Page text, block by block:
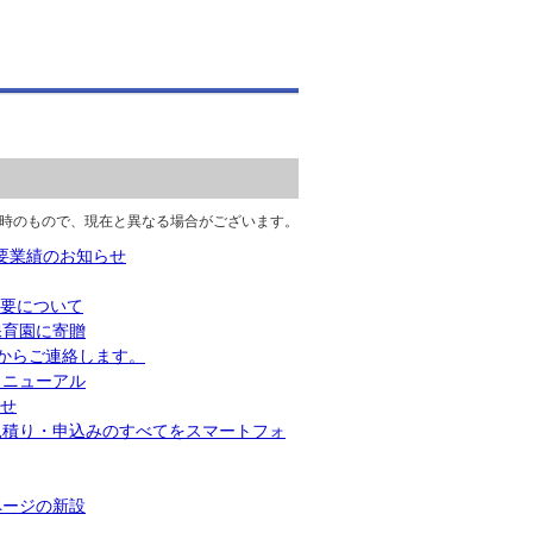
のもので、現在と異なる場合がございます。
業績のお知らせ
について
園に寄贈
ご連絡します。
ューアル
り・申込みのすべてをスマートフォ
ジの新設